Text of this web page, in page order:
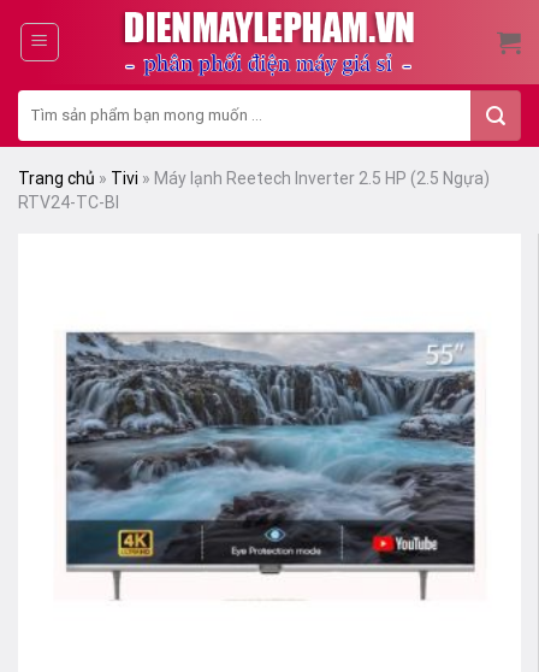
kiếm:
Trang chủ » Tivi » Máy lạnh Reetech Inverter 2.5 HP (2.5 Ngựa)
RTV24-TC-BI